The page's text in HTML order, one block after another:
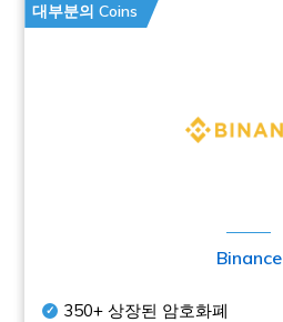
대부분의 Coins
Binance
350+ 상장된 암호화폐